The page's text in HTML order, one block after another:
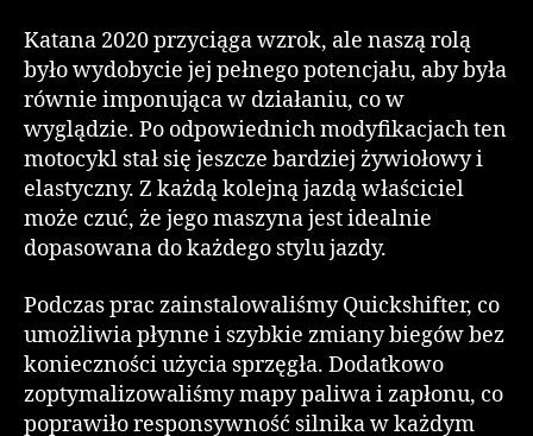
Katana 2020 przyciąga wzrok, ale naszą rolą
było wydobycie jej pełnego potencjału, aby była
równie imponująca w działaniu, co w
wyglądzie. Po odpowiednich modyfikacjach ten
motocykl stał się jeszcze bardziej żywiołowy i
elastyczny. Z każdą kolejną jazdą właściciel
może czuć, że jego maszyna jest idealnie
dopasowana do każdego stylu jazdy.
Podczas prac zainstalowaliśmy Quickshifter, co
umożliwia płynne i szybkie zmiany biegów bez
konieczności użycia sprzęgła. Dodatkowo
zoptymalizowaliśmy mapy paliwa i zapłonu, co
poprawiło responsywność silnika w każdym